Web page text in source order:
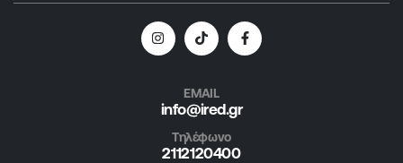
EMAIL
info@ired.gr
Τηλέφωνο
2112120400